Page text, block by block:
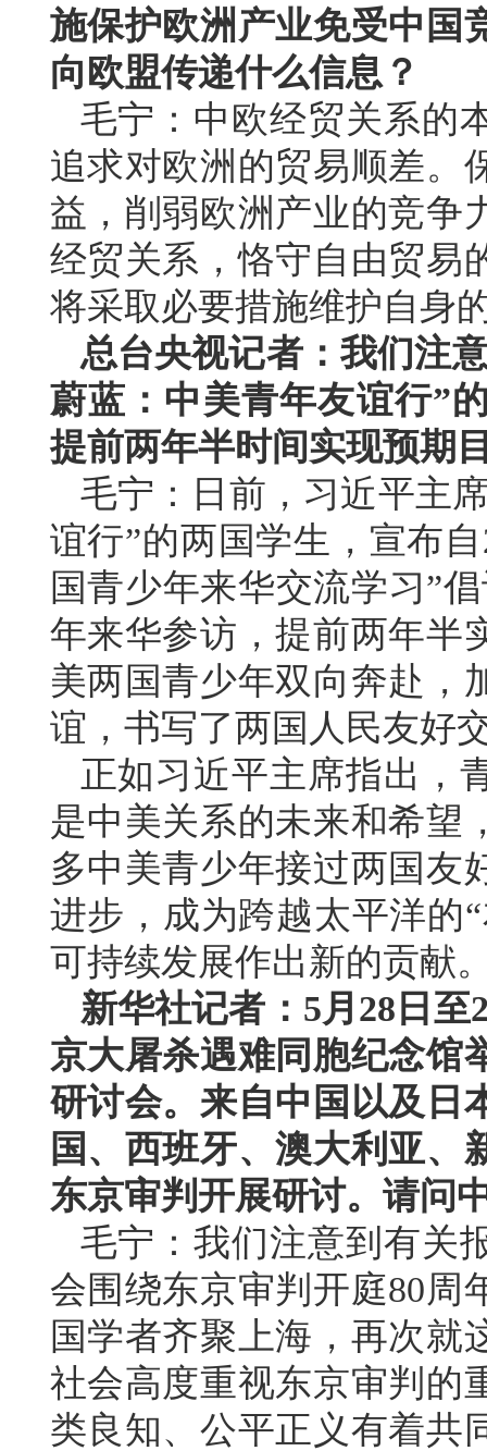
施保护欧洲产业免受中国
向欧盟传递什么信息？
毛宁：中欧经贸关系的
追求对欧洲的贸易顺差。
益，削弱欧洲产业的竞争
经贸关系，恪守自由贸易
将采取必要措施维护自身
总台央视记者：我们注
蔚蓝：中美青年友谊行”
提前两年半时间实现预期
毛宁：日前，习近平主
谊行”的两国学生，宣布
国青少年来华交流学习”
年来华参访，提前两年半
美两国青少年双向奔赴，
谊，书写了两国人民友好
正如习近平主席指出，
是中美关系的未来和希望
多中美青少年接过两国友
进步，成为跨越太平洋的
可持续发展作出新的贡献
新华社记者：5月28日
京大屠杀遇难同胞纪念馆
研讨会。来自中国以及日
国、西班牙、澳大利亚、
东京审判开展研讨。请问
毛宁：我们注意到有关
会围绕东京审判开庭80周
国学者齐聚上海，再次就
社会高度重视东京审判的
类良知、公平正义有着共